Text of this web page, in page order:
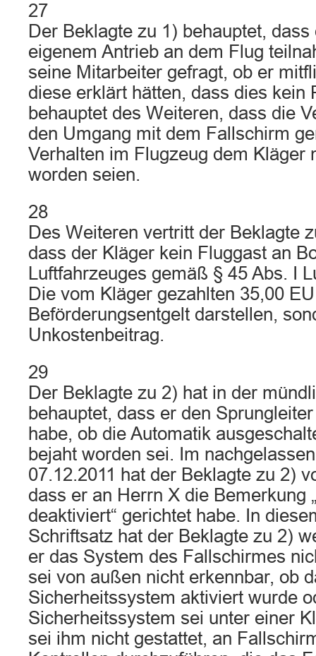
27
Der Beklagte zu 1) behauptet,
eigenem Antrieb an dem Flug
seine Mitarbeiter gefragt, ob er
diese erklärt hätten, dass dies kein
behauptet des Weiteren, dass die
den Umgang mit dem Fallschirm
Verhalten im Flugzeug dem Kläger
worden seien.
28
Des Weiteren vertritt der Beklagte
dass der Kläger kein Fluggast an
Luftfahrzeuges gemäß § 45 Abs. I
Die vom Kläger gezahlten 35,00
Beförderungsentgelt darstellen,
Unkostenbeitrag.
29
Der Beklagte zu 2) hat in der
behauptet, dass er den
habe, ob die Automatik
bejaht worden sei. Im
07.12.2011 hat der Beklagte zu 2)
dass er an Herrn X die Bemerkung
deaktiviert“ gerichtet habe. In
Schriftsatz hat der Beklagte zu 2)
er das System des Fallschirmes
sei von außen nicht erkennbar, ob
Sicherheitssystem aktiviert wurde
Sicherheitssystem sei unter einer
sei ihm nicht gestattet, an